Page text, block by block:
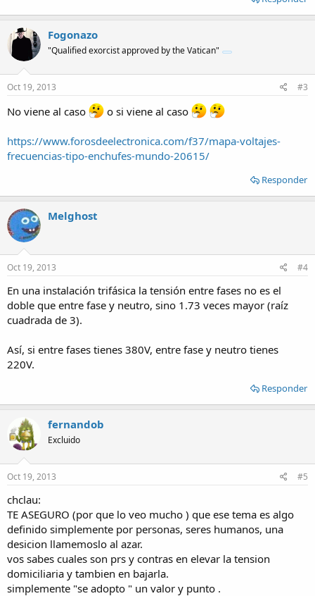
Fogonazo
"Qualified exorcist approved by the Vatican"
Oct 19, 2013 #3
No viene al caso o si viene al caso
https://www.forosdeelectronica.com/f37/mapa-voltajes-
frecuencias-tipo-enchufes-mundo-20615/
Responder
Melghost
Oct 19, 2013 #4
En una instalación trifásica la tensión entre fases no es el
doble que entre fase y neutro, sino 1.73 veces mayor (raíz
cuadrada de 3).
Así, si entre fases tienes 380V, entre fase y neutro tienes
220V.
Responder
fernandob
Excluido
Oct 19, 2013 #5
chclau:
TE ASEGURO (por que lo veo mucho ) que ese tema es algo
definido simplemente por personas, seres humanos, una
desicion llamemoslo al azar.
vos sabes cuales son prs y contras en elevar la tension
domiciliaria y tambien en bajarla.
simplemente "se adopto " un valor y punto .